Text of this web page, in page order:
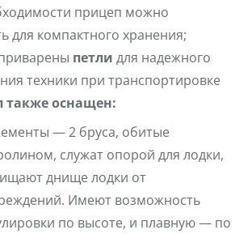
прицеп можно
для компактного хранения;
петли для надежного
техники при транспортировке
также оснащен:
— 2 бруса, обитые
служат опорой для лодки,
днище лодки от
Имеют возможность
по высоте, и плавную — по